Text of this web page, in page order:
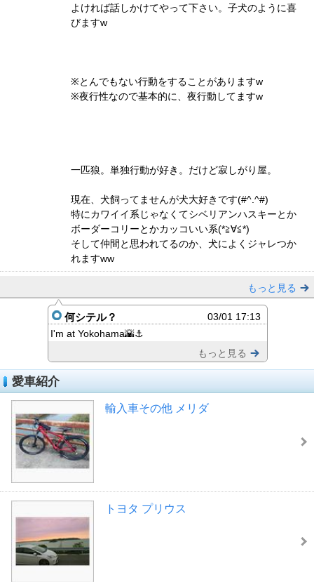
よければ話しかけてやって下さい。子犬のように喜
びますw
※とんでもない行動をすることがありますw
※夜行性なので基本的に、夜行動してますw
一匹狼。単独行動が好き。だけど寂しがり屋。
現在、犬飼ってませんが犬大好きです(#^.^#)
特にカワイイ系じゃなくてシベリアンハスキーとか
ボーダーコリーとかカッコいい系(*≧∀≦*)
そして仲間と思われてるのか、犬によくジャレつか
れますww
もっと見る
何シテル？
03/01 17:13
I'm at Yokohama🌇⚓️
もっと見る
愛車紹介
輸入車その他 メリダ
トヨタ プリウス